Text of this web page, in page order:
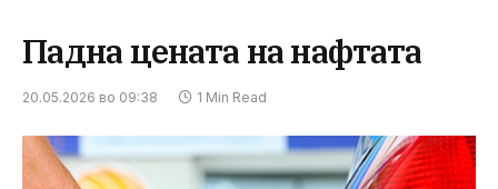
Падна цената на нафтата
20.05.2026 во 09:38 1 Min Read